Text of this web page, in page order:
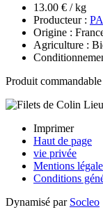
13.00 € / kg
Producteur :
Origine :
Agriculture :
Produit
Imprimer
Haut de page
vie privée
Mentions
Conditions
Dynamisé par Socleo